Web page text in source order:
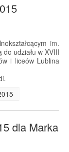
im.
udziału w XVIII
i liceów Lublina
dla Marka